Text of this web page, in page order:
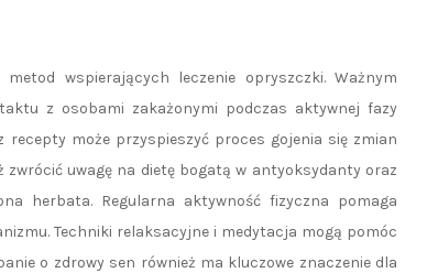
wspierających leczenie opryszczki. Ważnym
z osobami zakażonymi podczas aktywnej fazy
może przyspieszyć proces gojenia się zmian
zwrócić uwagę na dietę bogatą w antyoksydanty oraz
herbata. Regularna aktywność fizyczna pomaga
Techniki relaksacyjne i medytacja mogą pomóc
o zdrowy sen również ma kluczowe znaczenie dla